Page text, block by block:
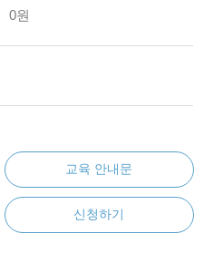
0원
교육 안내문
신청하기